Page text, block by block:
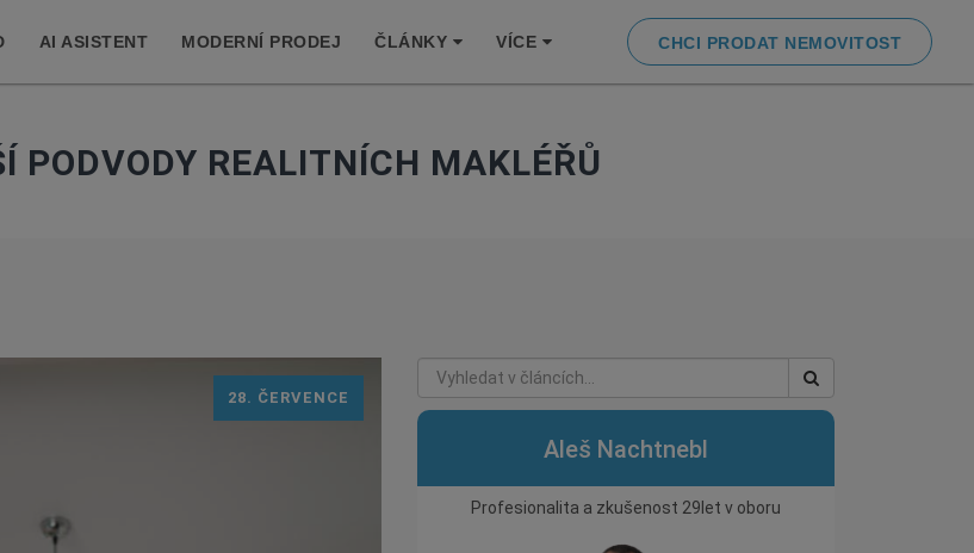
AI ASISTENT MODERNÍ PRODEJ ČLÁNKY VÍCE CHCI PRODAT NEMOVITOST
PODVODY REALITNÍCH MAKLÉŘŮ
28. ČERVENCE
Aleš Nachtnebl
Profesionalita a zkušenost 29let v oboru